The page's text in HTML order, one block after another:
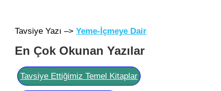
Tavsiye Yazı –> Yeme-İçmeye Dair
En Çok Okunan Yazılar
Tavsiye Ettiğimiz Temel Kitaplar